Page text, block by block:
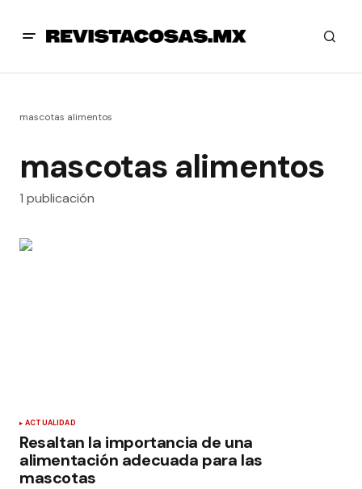
mascotas alimentos
mascotas alimentos
1 publicación
ACTUALIDAD
Resaltan la importancia de una
alimentación adecuada para las
mascotas